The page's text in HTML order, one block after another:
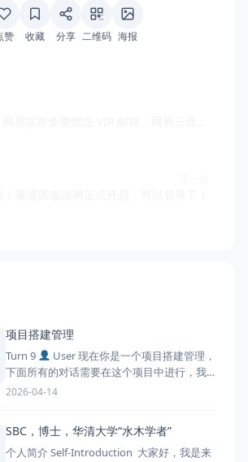
赞 收藏 分享 二维码 海报
项目搭建管理
Turn 9
User 现在你是一个项目搭建管理，
下面所有的对话需要在这个项目中进行，我
希望
2026-04-14
SBC，博士，华清大学“水木学者”
个人简介 Self-Introduction 大家好，我是来